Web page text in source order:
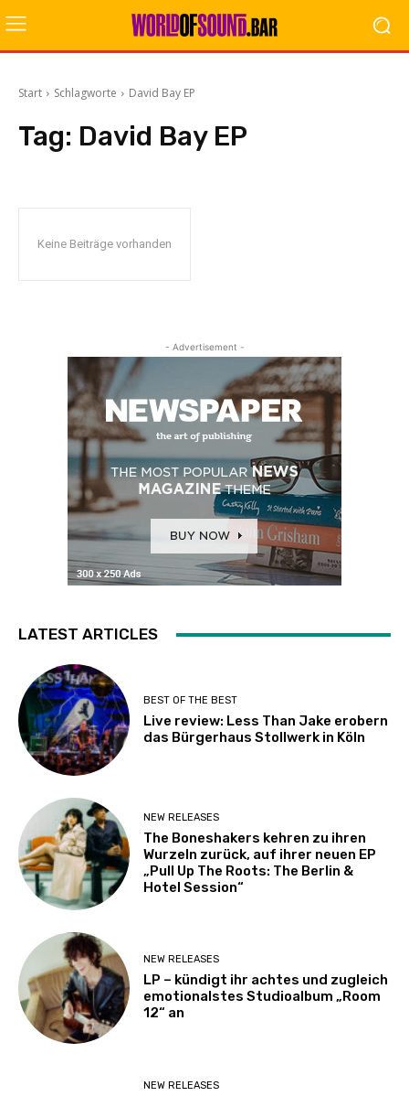
Start Schlagworte David Bay EP
Tag: David Bay EP
Keine Beiträge vorhanden
- Advertisement -
LATEST ARTICLES
BEST OF THE BEST
Live review: Less Than Jake erobern
das Bürgerhaus Stollwerk in Köln
NEW RELEASES
The Boneshakers kehren zu ihren
Wurzeln zurück, auf ihrer neuen EP
„Pull Up The Roots: The Berlin &
Hotel Session“
NEW RELEASES
LP – kündigt ihr achtes und zugleich
emotionalstes Studioalbum „Room
12“ an
NEW RELEASES